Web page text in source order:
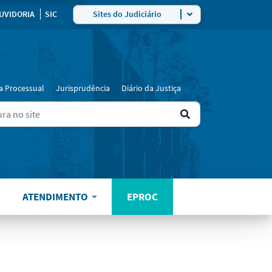
SIC Sites do Judiciário
Processual Jurisprudência Diário da Justiça
Ir
resultado
ATENDIMENTO EPROC